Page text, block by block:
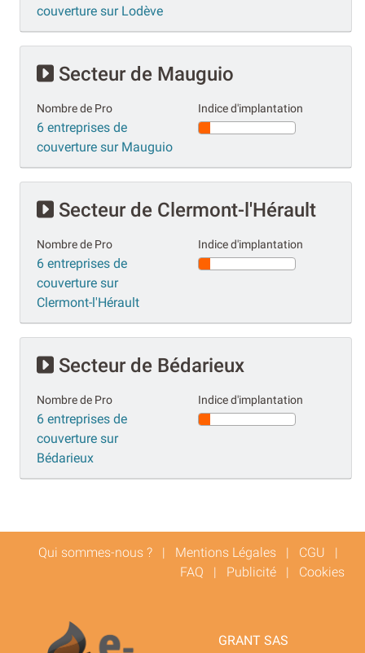
couverture sur Lodève
Secteur de Mauguio
Nombre de Pro
6 entreprises de
couverture sur Mauguio
Indice d'implantation
Secteur de Clermont-l'Hérault
Nombre de Pro
6 entreprises de
couverture sur
Clermont-l'Hérault
Indice d'implantation
Secteur de Bédarieux
Nombre de Pro
6 entreprises de
couverture sur
Bédarieux
Indice d'implantation
Qui sommes-nous ? | Mentions Légales | CGU |
FAQ | Publicité | Cookies
GRANT SAS